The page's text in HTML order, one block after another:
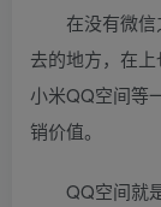
在没有微
去的地方，在上
小米QQ空间等
销价值。
QQ空间就